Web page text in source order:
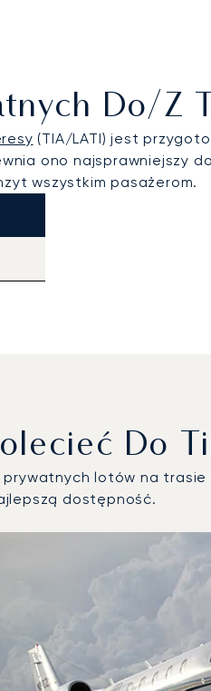
Do/z
(TIA/LATI) jest
ono najsprawniejszy
wszystkim pasażerom.
Do
lotów na
dostępność.